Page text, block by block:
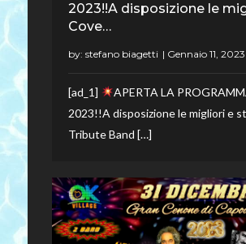
2023!!A disposizione le
Cove…
by: stefano biagetti
[ad_1]
APERTA LA
2023!!A disposizione le migliori e
Tribute Band […]